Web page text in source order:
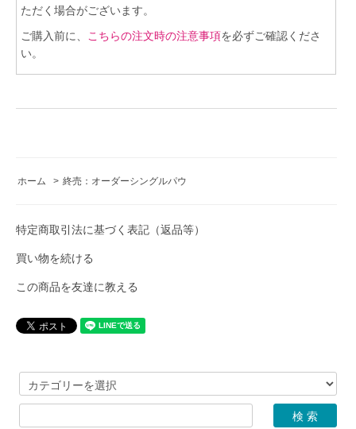
ただく場合がございます。
ご購入前に、
こちらの注文時の注意事項を必ずご確認くださ
い。
ホーム > 終売：オーダーシングルパウ
特定商取引法に基づく表記（返品等）
買い物を続ける
この商品を友達に教える